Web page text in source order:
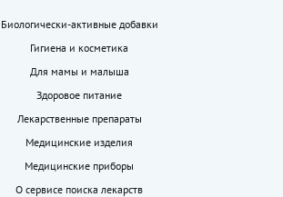
Биологически-активные добавки
Гигиена и косметика
Для мамы и малыша
Здоровое питание
Лекарственные препараты
Медицинские изделия
Медицинские приборы
О сервисе поиска лекарств